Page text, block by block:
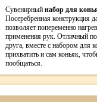
Сувенирный набор для
Посеребренная конструкция
позволяет попеременно
применения рук. Отличный
друга, вместе с набором для
прихватить и сам коньяк,
пообщаться.